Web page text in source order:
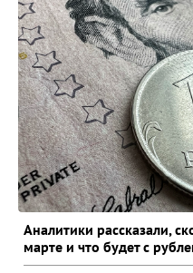
Аналитики рассказали,
марте и что будет с